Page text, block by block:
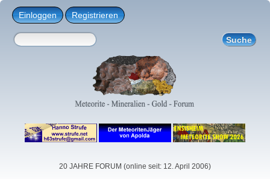
Einloggen Registrieren
20 JAHRE FORUM (online seit: 12. April 2006)